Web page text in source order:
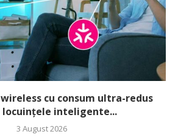
cu consum ultra-redus
inteligente...
3 August 2026